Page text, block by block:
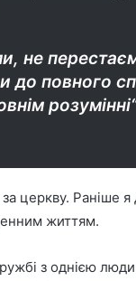
не
повного
церкву. Раніше я
життям.
з однією